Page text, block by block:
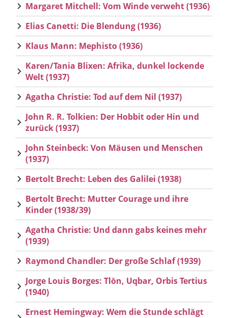
Margaret Mitchell: Vom Winde verweht (1936)
Elias Canetti: Die Blendung (1936)
Klaus Mann: Mephisto (1936)
Karen/Tania Blixen: Afrika, dunkel lockende
Welt (1937)
Agatha Christie: Tod auf dem Nil (1937)
John R. R. Tolkien: Der Hobbit oder Hin und
zurück (1937)
John Steinbeck: Von Mäusen und Menschen
(1937)
Bertolt Brecht: Leben des Galilei (1938)
Bertolt Brecht: Mutter Courage und ihre
Kinder (1938/39)
Agatha Christie: Und dann gabs keines mehr
(1939)
Raymond Chandler: Der große Schlaf (1939)
Jorge Louis Borges: Tlön, Uqbar, Orbis Tertius
(1940)
Ernest Hemingway: Wem die Stunde schlägt